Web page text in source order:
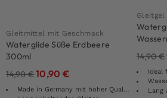
Gleitmittel mit Geschmack
Waterglide Süße Erdbeere
300ml
14,90€10,90 €
Made in Germany mit hoher Qualität
Gleitgel
14,90€
Ideal
Lang